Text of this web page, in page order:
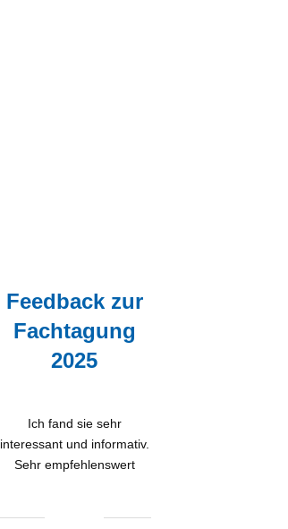
Feedback zur
Fachtagung
2025
Ich fand sie sehr
interessant und informativ.
Sehr empfehlenswert